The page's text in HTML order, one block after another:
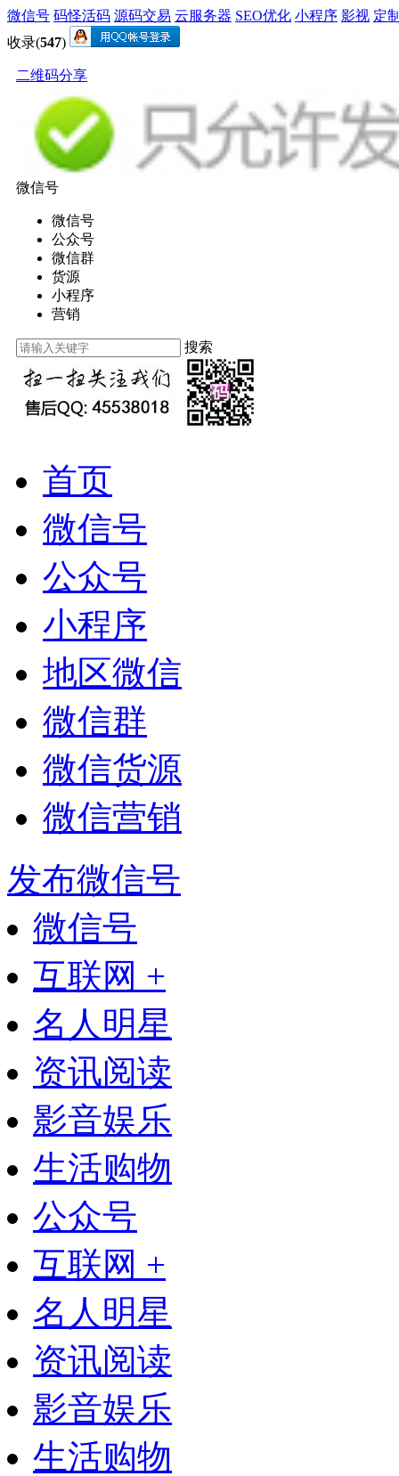
微信号 码怪活码 源码交易 云服务器 SEO优化 小程序 影视 定
收录(547)
二维码分享
微信号
微信号
公众号
微信群
货源
小程序
营销
搜索
首页
微信号
公众号
小程序
地区微信
微信群
微信货源
微信营销
发布微信号
微信号
互联网 +
名人明星
资讯阅读
影音娱乐
生活购物
公众号
互联网 +
名人明星
资讯阅读
影音娱乐
生活购物